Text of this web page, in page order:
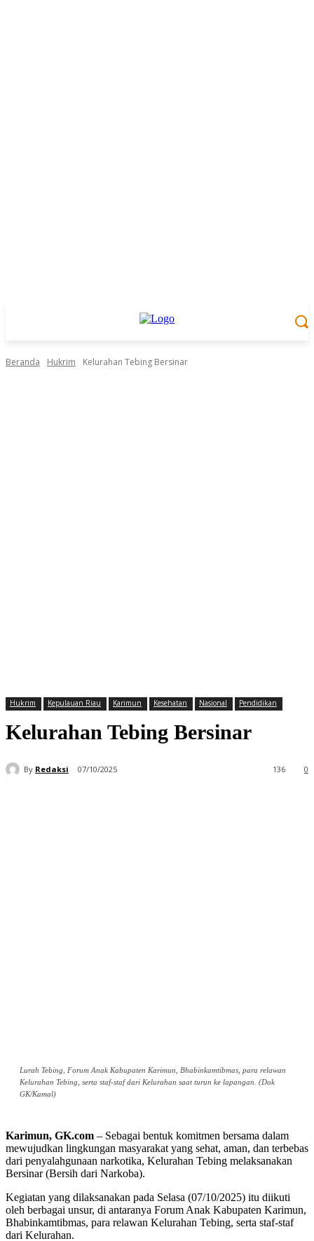
Beranda Hukrim Kelurahan Tebing Bersinar
Hukrim Kepulauan Riau Karimun Kesehatan Nasional Pendidikan
Kelurahan Tebing Bersinar
By Redaksi 07/10/2025 0
136
Lurah Tebing, Forum Anak Kabupaten Karimun, Bhabinkamtibmas, para relawan
Kelurahan Tebing, serta staf-staf dari Kelurahan saat turun ke lapangan. (Dok
GK/Kamal)
Karimun, GK.com – Sebagai bentuk komitmen bersama dalam
mewujudkan lingkungan masyarakat yang sehat, aman, dan terbebas
dari penyalahgunaan narkotika, Kelurahan Tebing melaksanakan
Bersinar (Bersih dari Narkoba).
Kegiatan yang dilaksanakan pada Selasa (07/10/2025) itu diikuti
oleh berbagai unsur, di antaranya Forum Anak Kabupaten Karimun,
Bhabinkamtibmas, para relawan Kelurahan Tebing, serta staf-staf
dari Kelurahan.